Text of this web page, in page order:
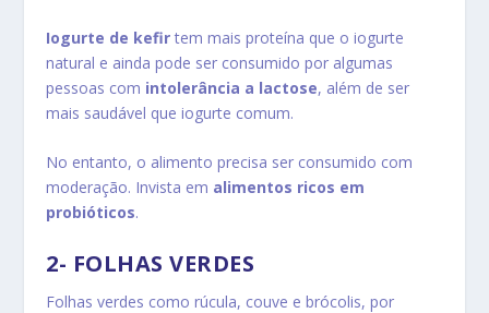
Iogurte de kefir tem mais proteína que o iogurte
natural e ainda pode ser consumido por algumas
pessoas com intolerância a lactose, além de ser
mais saudável que iogurte comum.
No entanto, o alimento precisa ser consumido com
moderação. Invista em alimentos ricos em
probióticos.
2- FOLHAS VERDES
Folhas verdes como rúcula, couve e brócolis, por